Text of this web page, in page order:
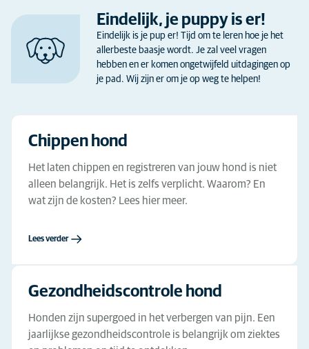
Eindelijk, je puppy is er!
Eindelijk is je pup er! Tijd om te leren hoe je het
allerbeste baasje wordt. Je zal veel vragen
hebben en er komen ongetwijfeld uitdagingen op
je pad. Wij zijn er om je op weg te helpen!
Chippen hond
Het laten chippen en registreren van jouw hond is niet
alleen belangrijk. Het is zelfs verplicht. Waarom? En
wat zijn de kosten? Lees hier meer.
Lees verder
Gezondheidscontrole hond
Honden zijn supergoed in het verbergen van pijn. Een
jaarlijkse gezondheidscontrole is belangrijk om ziektes